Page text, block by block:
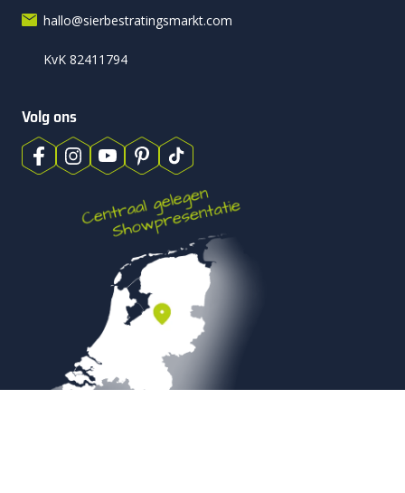
hallo@sierbestratingsmarkt.com
KvK 82411794
Volg ons